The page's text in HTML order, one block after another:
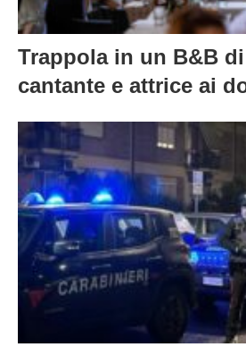
Trappola in un B&B
cantante e attrice ai